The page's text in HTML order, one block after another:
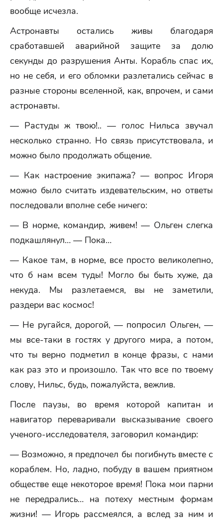
вообще исчезла.
Астронавты остались живы благодаря
сработавшей аварийной защите за долю
секунды до разрушения Анты. Корабль спас их,
но не себя, и его обломки разлетались сейчас в
разные стороны вселенной, как, впрочем, и сами
астронавты.
— Растуды ж твою!.. — голос Нильса звучал
несколько странно. Но связь присутствовала, и
можно было продолжать общение.
— Как настроение экипажа? — вопрос Игоря
можно было считать издевательским, но ответы
последовали вполне себе ничего:
— В норме, командир, живем! — Ольген слегка
подкашлянул… — Пока…
— Какое там, в норме, все просто великолепно,
что б нам всем туды! Могло бы быть хуже, да
некуда. Мы разлетаемся, вы не заметили,
раздери вас космос!
— Не ругайся, дорогой, — попросил Ольген, —
мы все-таки в гостях у другого мира, а потом,
что ты верно подметил в конце фразы, с нами
как раз это и произошло. Так что все по твоему
слову, Нильс, будь, пожалуйста, вежлив.
После паузы, во время которой капитан и
навигатор переваривали высказывание своего
ученого-исследователя, заговорил командир:
— Возможно, я предпочел бы погибнуть вместе с
кораблем. Но, ладно, побуду в вашем приятном
обществе еще некоторое время! Пока мои парни
не передрались… на потеху местным формам
жизни! — Игорь рассмеялся, а вслед за ним и